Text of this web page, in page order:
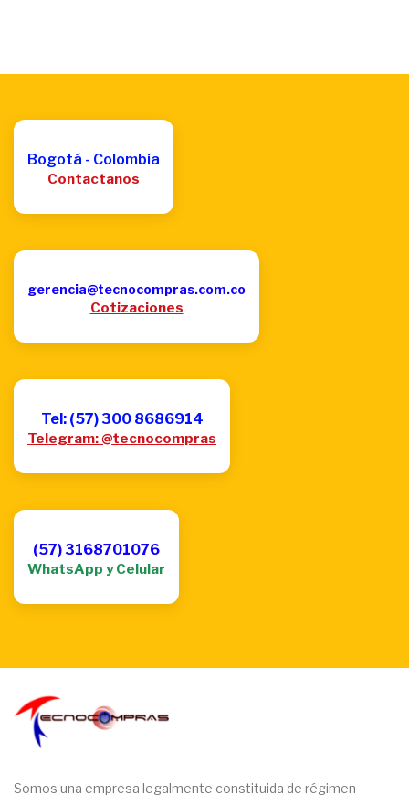
Bogotá - Colombia
Contactanos
gerencia@tecnocompras.com.co
Cotizaciones
Tel: (57) 300 8686914
Telegram: @tecnocompras
(57) 3168701076
WhatsApp y Celular
Somos una empresa legalmente constituida de régimen